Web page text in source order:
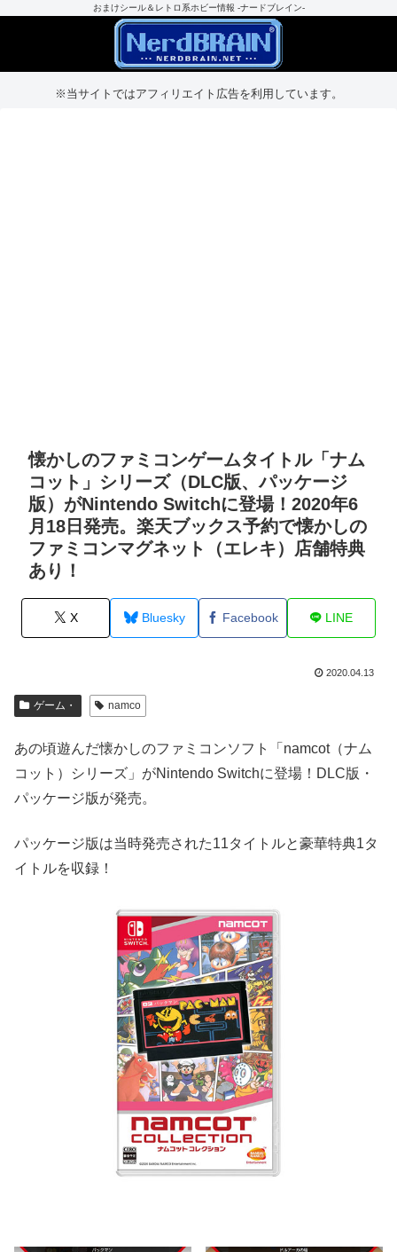
おまけシール＆レトロ系ホビー情報 -ナードブレイン-
※当サイトではアフィリエイト広告を利用しています。
懐かしのファミコンゲームタイトル「ナム
コット」シリーズ（DLC版、パッケージ
版）がNintendo Switchに登場！2020年6
月18日発売。楽天ブックス予約で懐かしの
ファミコンマグネット（エレキ）店舗特典
あり！
X Bluesky Facebook LINE
2020.04.13
ゲーム・ namco
あの頃遊んだ懐かしのファミコンソフト「namcot（ナム
コット）シリーズ」がNintendo Switchに登場！DLC版・
パッケージ版が発売。
パッケージ版は当時発売された11タイトルと豪華特典1タ
イトルを収録！